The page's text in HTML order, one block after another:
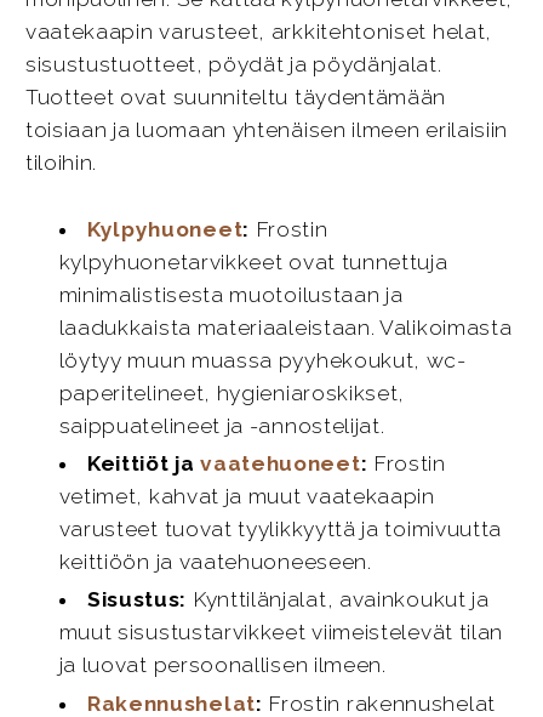
vaatekaapin varusteet, arkkitehtoniset helat,
sisustustuotteet, pöydät ja pöydänjalat.
Tuotteet ovat suunniteltu täydentämään
toisiaan ja luomaan yhtenäisen ilmeen erilaisiin
tiloihin.
Kylpyhuoneet: Frostin
kylpyhuonetarvikkeet ovat tunnettuja
minimalistisesta muotoilustaan ja
laadukkaista materiaaleistaan. Valikoimasta
löytyy muun muassa pyyhekoukut, wc-
paperitelineet, hygieniaroskikset,
saippuatelineet ja -annostelijat.
Keittiöt javaatehuoneet: Frostin
vetimet, kahvat ja muut vaatekaapin
varusteet tuovat tyylikkyyttä ja toimivuutta
keittiöön ja vaatehuoneeseen.
Sisustus: Kynttilänjalat, avainkoukut ja
muut sisustustarvikkeet viimeistelevät tilan
ja luovat persoonallisen ilmeen.
Rakennushelat: Frostin rakennushelat